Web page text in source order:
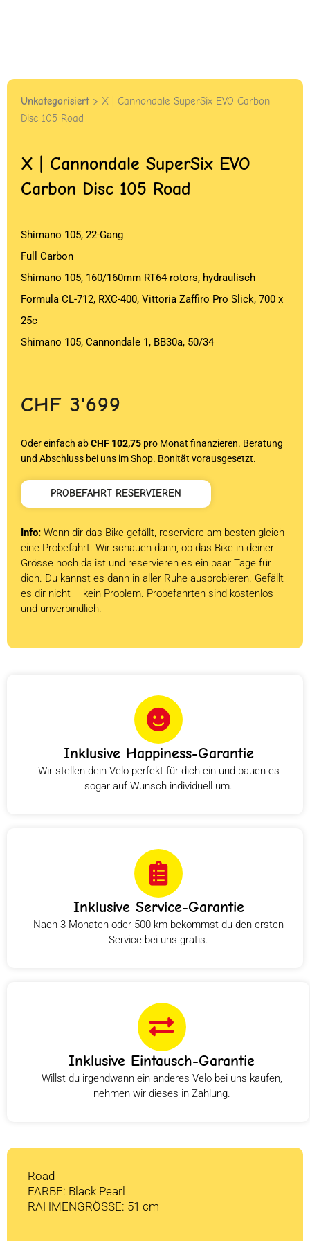
Unkategorisiert > X | Cannondale SuperSix EVO Carbon
Disc 105 Road
X | Cannondale SuperSix EVO
Carbon Disc 105 Road
Shimano 105, 22-Gang
Full Carbon
Shimano 105, 160/160mm RT64 rotors, hydraulisch
Formula CL-712, RXC-400, Vittoria Zaffiro Pro Slick, 700 x
25c
Shimano 105, Cannondale 1, BB30a, 50/34
CHF 3'699
Oder einfach abCHF 102,75 pro Monat finanzieren. Beratung
und Abschluss bei uns im Shop. Bonität vorausgesetzt.
PROBEFAHRT RESERVIEREN
Info: Wenn dir das Bike gefällt, reserviere am besten gleich
eine Probefahrt. Wir schauen dann, ob das Bike in deiner
Grösse noch da ist und reservieren es ein paar Tage für
dich. Du kannst es dann in aller Ruhe ausprobieren. Gefällt
es dir nicht – kein Problem. Probefahrten sind kostenlos
und unverbindlich.
Inklusive Happiness-Garantie
Wir stellen dein Velo perfekt für dich ein und bauen es
sogar auf Wunsch individuell um.
Inklusive Service-Garantie
Nach 3 Monaten oder 500 km bekommst du den ersten
Service bei uns gratis.
Inklusive Eintausch-Garantie
Willst du irgendwann ein anderes Velo bei uns kaufen,
nehmen wir dieses in Zahlung.
Road
FARBE: Black Pearl
RAHMENGRÖSSE: 51 cm